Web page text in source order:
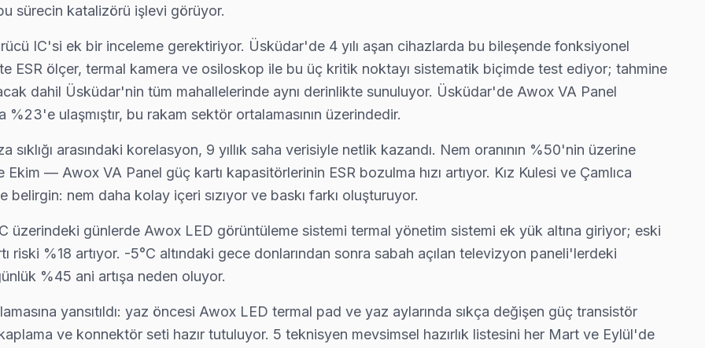
biri. Değişim için orijinal Türkiye distribütör parçası kullanıyoruz.
arayın: ücretsiz telefon danışmanlığıyla sorunu yönlendiriyoruz, gereksiz ev ziyareti yapmıyoruz.
sürecin katalizörü işlevi görüyor.
IC'si ek bir inceleme gerektiriyor. Üsküdar'de 4 yılı aşan cihazlarda bu bileşende fonksiyonel
ESR ölçer, termal kamera ve osiloskop ile bu üç kritik noktayı sistematik biçimde test ediyor; tahmine
dahil Üsküdar'nin tüm mahallelerinde aynı derinlikte sunuluyor. Üsküdar'de Awox VA Panel
%23'e ulaşmıştır, bu rakam sektör ortalamasının üzerindedir.
arasındaki korelasyon, 9 yıllık saha verisiyle netlik kazandı. Nem oranının %50'nin üzerine
— Awox VA Panel güç kartı kapasitörlerinin ESR bozulma hızı artıyor. Kız Kulesi ve Çamlıca
nem daha kolay içeri sızıyor ve baskı farkı oluşturuyor.
üzerindeki günlerde Awox LED görüntüleme sistemi termal yönetim sistemi ek yük altına giriyor; eski
riski %18 artıyor. -5°C altındaki gece donlarından sonra sabah açılan televizyon paneli'lerdeki
%45 ani artışa neden oluyor.
yansıtıldı: yaz öncesi Awox LED termal pad ve yaz aylarında sıkça değişen güç transistör
ve konnektör seti hazır tutuluyor. 5 teknisyen mevsimsel hazırlık listesini her Mart ve Eylül'de